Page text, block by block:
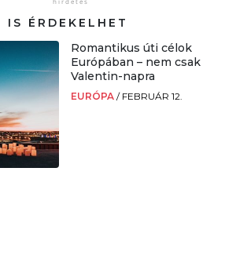
IS ÉRDEKELHET
Romantikus úti célok
Európában – nem csak
Valentin-napra
EURÓPA / FEBRUÁR 12.